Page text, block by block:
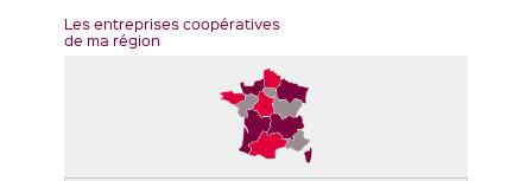
Les entreprises coopératives
de ma région